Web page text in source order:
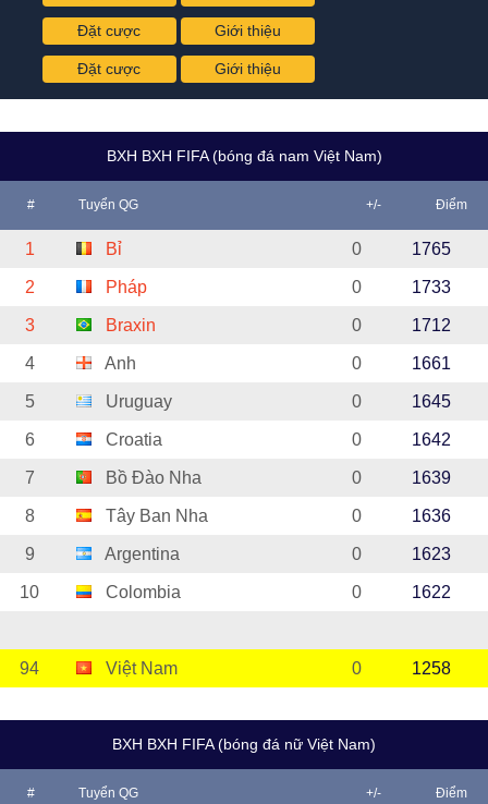
Đặt cược Giới thiệu
Đặt cược Giới thiệu
BXH BXH FIFA (bóng đá nam Việt Nam)
# Tuyển QG +/- Điểm
1 Bỉ 0 1765
2 Pháp 0 1733
3 Braxin 0 1712
4 Anh 0 1661
5 Uruguay 0 1645
6 Croatia 0 1642
7 Bồ Đào Nha 0 1639
8 Tây Ban Nha 0 1636
9 Argentina 0 1623
10 Colombia 0 1622
94 Việt Nam 0 1258
BXH BXH FIFA (bóng đá nữ Việt Nam)
# Tuyển QG +/- Điểm